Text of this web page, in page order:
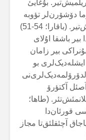
بۇغایئ
دۆشۆرن‌لر تؤوبە
أدرلرسە، قابول أدیلەجگی بیلدیریلمیش‌تیر. (باقارا؛ 54-51)
قورئان‌دا بیر باشقا اۇلای
بیر زامان
بو
آصئل آکتؤرۆ
(طاها؛
قورئان‌دا
آچئقلئق‌تا مجاز